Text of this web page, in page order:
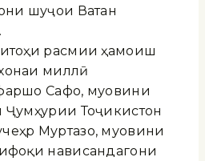
шуҷои Ватан
расмии ҳамоиш
миллӣ
Сафо, муовини
Ҷумҳурии Тоҷикистон
Муртазо, муовини
нависандагони